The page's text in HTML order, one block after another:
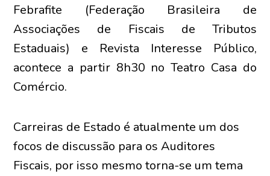
Febrafite (Federação Brasileira de
Associações de Fiscais de Tributos
Estaduais) e Revista Interesse Público,
acontece a partir 8h30 no Teatro Casa do
Comércio.
Carreiras de Estado é atualmente um dos
focos de discussão para os Auditores
Fiscais, por isso mesmo torna-se um tema